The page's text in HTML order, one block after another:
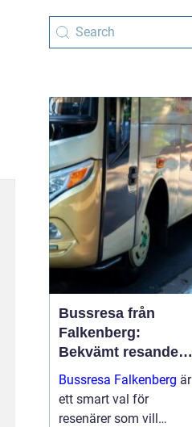
Bussresa från
Falkenberg:
Bekvämt resande
och upplevelser
längs vägen
Bussresa Falkenberg är
ett smart val för
resenärer som vill